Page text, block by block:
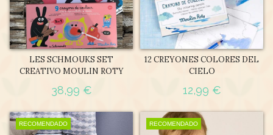
LES SCHMOUKS SET
CREATIVO MOULIN ROTY
38,99 €
12 CREYONES COLORES DEL
CIELO
12,99 €
RECOMENDADO RECOMENDADO